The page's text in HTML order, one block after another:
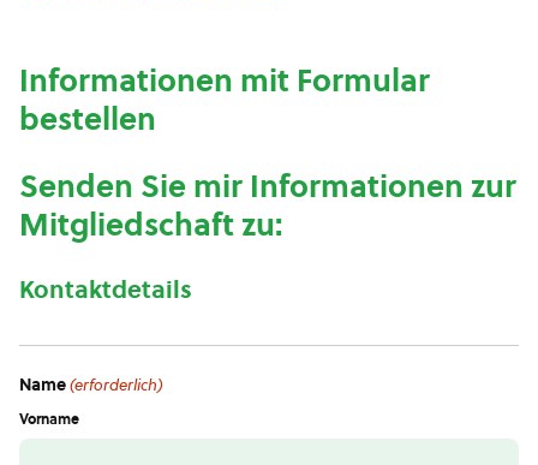
Informationen mit Formular
bestellen
Senden Sie mir Informationen zur
Mitgliedschaft zu:
Kontaktdetails
Name(erforderlich)
Vorname